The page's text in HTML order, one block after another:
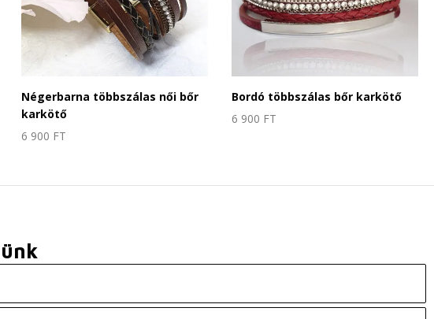
Négerbarna többszálas női bőr
karkötő
6 900 FT
Bordó többszálas bőr karkötő
6 900 FT